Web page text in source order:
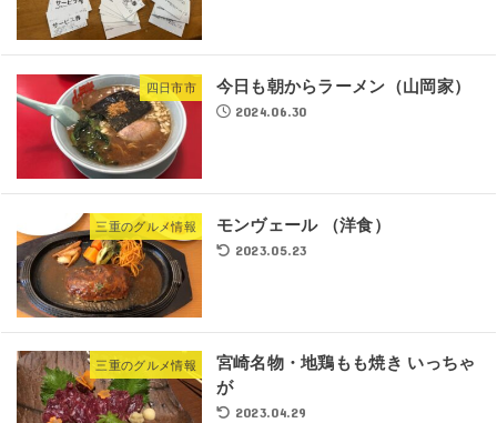
四日市市 今日も朝からラーメン（山岡家）
2024.06.30
三重のグルメ情報 モンヴェール （洋食）
2023.05.23
三重のグルメ情報
宮崎名物・地鶏もも焼き いっちゃ
が
2023.04.29